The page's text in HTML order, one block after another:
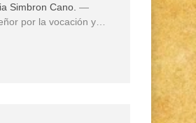
Simbron Cano. —
por la vocación y